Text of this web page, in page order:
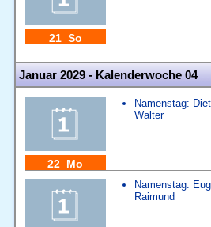
21 So
Januar 2029 - Kalenderwoche 04
22 Mo
Namenstag:
Walter
Namenstag:
Raimund